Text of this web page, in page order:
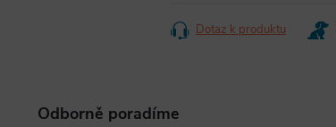
Dotaz k produktu
Odborně poradíme